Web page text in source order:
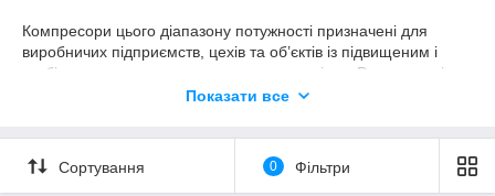
Компресори цього діапазону потужності призначені для
виробничих підприємств, цехів та об’єктів із підвищеним і
стабільним споживанням стисненого повітря. Розраховані на
інтенсивну експлуатацію та роботу в одну–дві, а за потреби й
✔ Стабільна продуктивність за високого навантаження
Показати все
Сортування 0 Фільтри